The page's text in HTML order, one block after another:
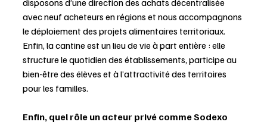
disposons d’une direction des achats décentralisée
avec neuf acheteurs en régions et nous accompagnons
le déploiement des projets alimentaires territoriaux.
Enfin, la cantine est un lieu de vie à part entière : elle
structure le quotidien des établissements, participe au
bien-être des élèves et à l’attractivité des territoires
pour les familles.
Enfin, quel rôle un acteur privé comme Sodexo